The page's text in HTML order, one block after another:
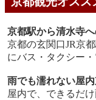
京都駅から清水寺
京都の玄関口JR京
にバス・タクシー
雨でも濡れない屋
屋内で、できるだ